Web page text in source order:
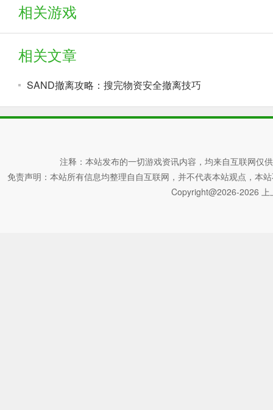
相关游戏
相关文章
SAND撤离攻略：搜完物资安全撤离技巧
注释：本站发布的一切游戏资讯内容，均来自互联网仅
免责声明：本站所有信息均整理自自互联网，并不代表本站观点，本
Copyright@2026-2026